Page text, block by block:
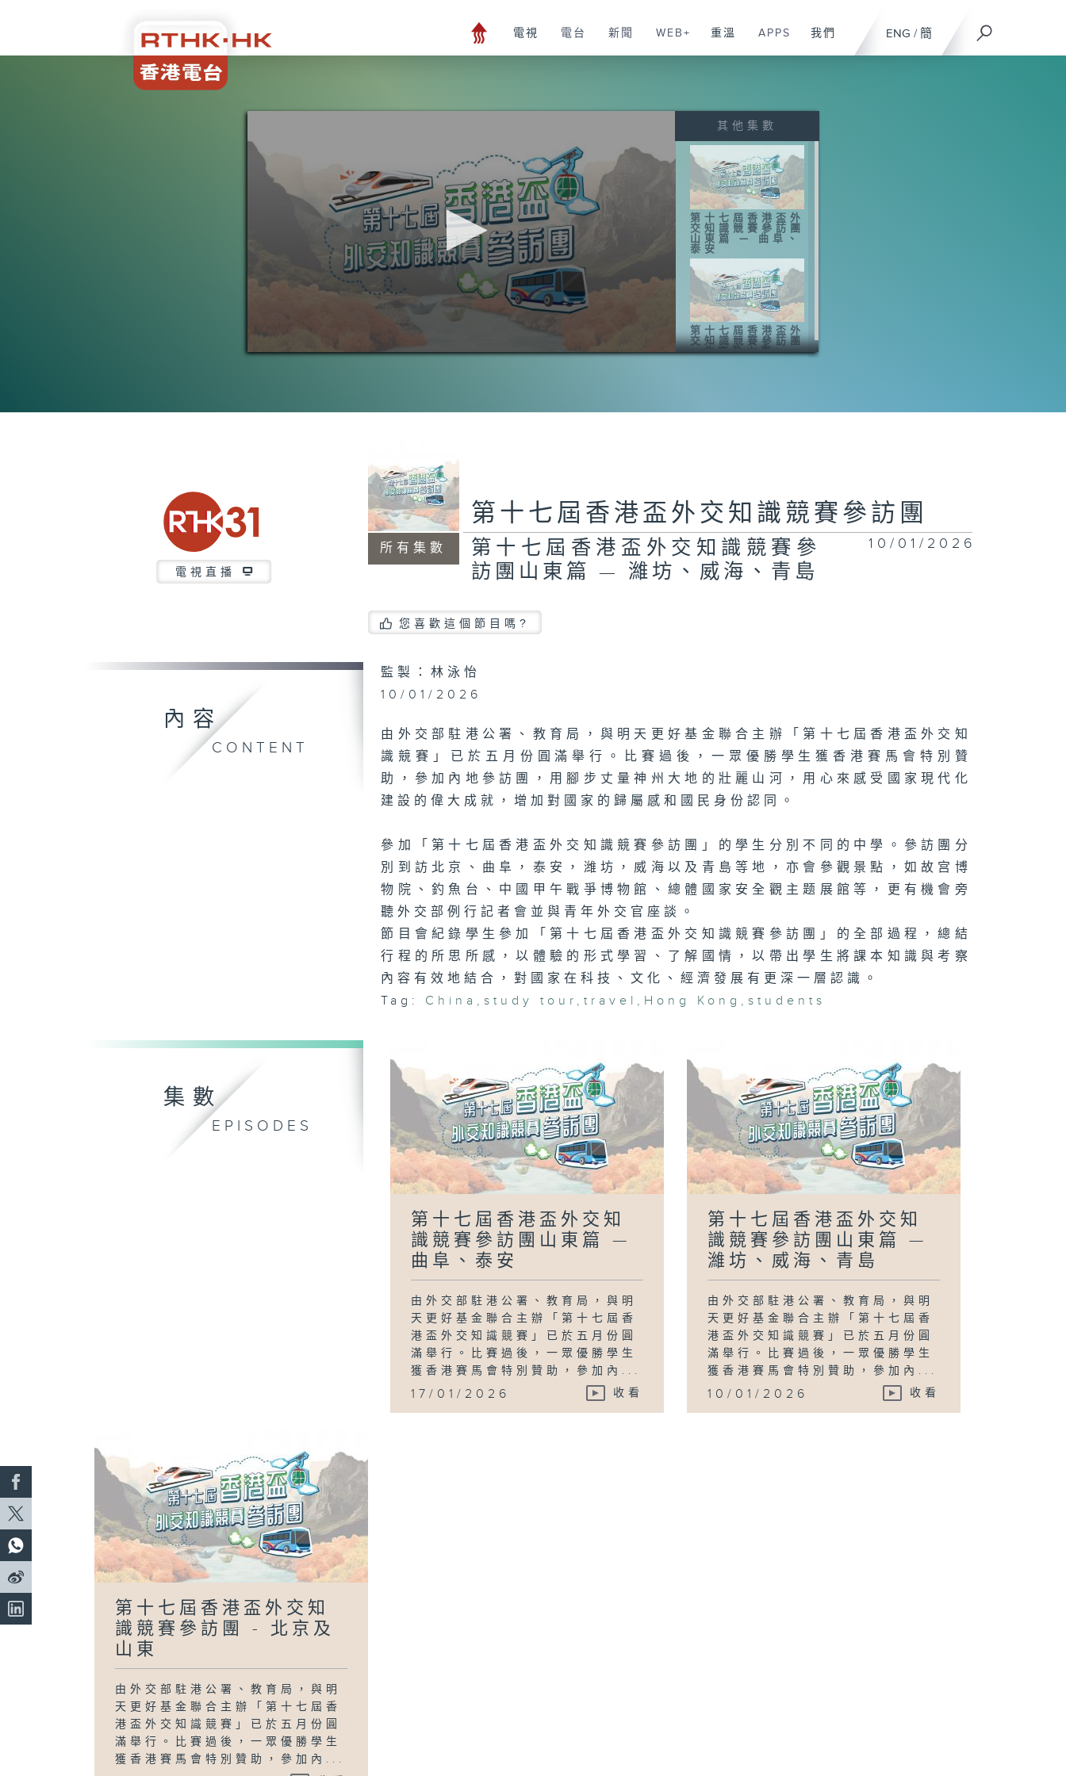
ENG / 簡
電視 電台 新聞 WEB+ 重溫 APPS 我們
0
其他集數
第十七屆香港盃外
交知識競賽參訪團
山東篇 — 曲阜、
泰安
第十七屆香港盃外
交知識競賽參訪團
- 北京及山東
電視直播
所有集數
第十七屆香港盃外交知識競賽參訪團
第十七屆香港盃外交知識競賽參
訪團山東篇 — 濰坊、威海、青島
10/01/2026
您喜歡這個節目嗎?
內容
CONTENT
監製：林泳怡
10/01/2026
由外交部駐港公署、教育局，與明天更好基金聯合主辦「第十七屆香港盃外交知
識競賽」已於五月份圓滿舉行。比賽過後，一眾優勝學生獲香港賽馬會特別贊
助，參加內地參訪團，用腳步丈量神州大地的壯麗山河，用心來感受國家現代化
建設的偉大成就，增加對國家的歸屬感和國民身份認同。
參加「第十七屆香港盃外交知識競賽參訪團」的學生分別不同的中學。參訪團分
別到訪北京、曲阜，泰安，潍坊，威海以及青島等地，亦會參觀景點，如故宫博
物院、釣魚台、中國甲午戰爭博物館、總體國家安全觀主题展館等，更有機會旁
聽外交部例行記者會並與青年外交官座談。
節目會紀錄學生參加「第十七屆香港盃外交知識競賽參訪團」的全部過程，總結
行程的所思所感，以體驗的形式學習、了解國情，以帶出學生將課本知識與考察
內容有效地結合，對國家在科技、文化、經濟發展有更深一層認識。
Tag:
China ,study tour ,travel , Hong Kong ,students
集數
EPISODES
第十七屆香港盃外交知
識競賽參訪團山東篇 —
曲阜、泰安
由外交部駐港公署、教育局，與明
天更好基金聯合主辦「第十七屆香
港盃外交知識競賽」已於五月份圓
滿舉行。比賽過後，一眾優勝學生
獲香港賽馬會特別贊助，參加內...
17/01/2026 收看
第十七屆香港盃外交知
識競賽參訪團山東篇 —
濰坊、威海、青島
由外交部駐港公署、教育局，與明
天更好基金聯合主辦「第十七屆香
港盃外交知識競賽」已於五月份圓
滿舉行。比賽過後，一眾優勝學生
獲香港賽馬會特別贊助，參加內...
10/01/2026 收看
第十七屆香港盃外交知
識競賽參訪團 - 北京及
山東
由外交部駐港公署、教育局，與明
天更好基金聯合主辦「第十七屆香
港盃外交知識競賽」已於五月份圓
滿舉行。比賽過後，一眾優勝學生
獲香港賽馬會特別贊助，參加內...